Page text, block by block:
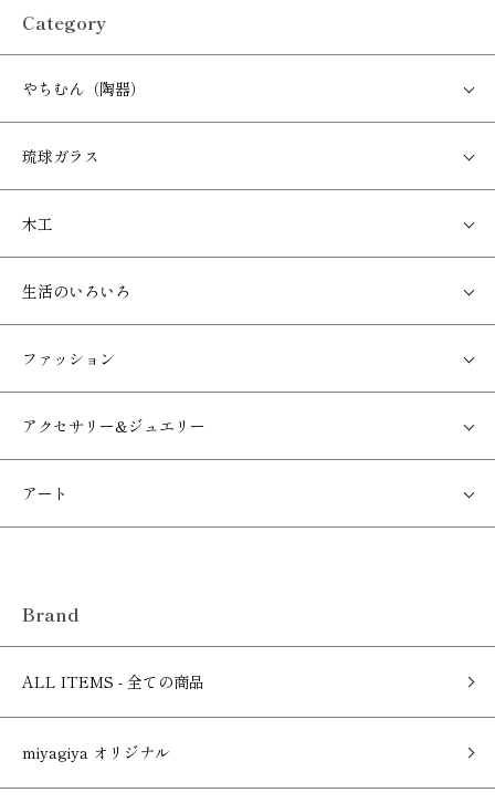
Category
やちむん（陶器）
琉球ガラス
木工
生活のいろいろ
ファッション
アクセサリー&ジュエリー
アート
Brand
ALL ITEMS - 全ての商品
miyagiya オリジナル